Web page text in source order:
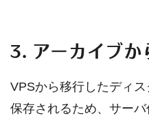
3. アーカイブか
VPSから移行したディ
保存されるため、サー